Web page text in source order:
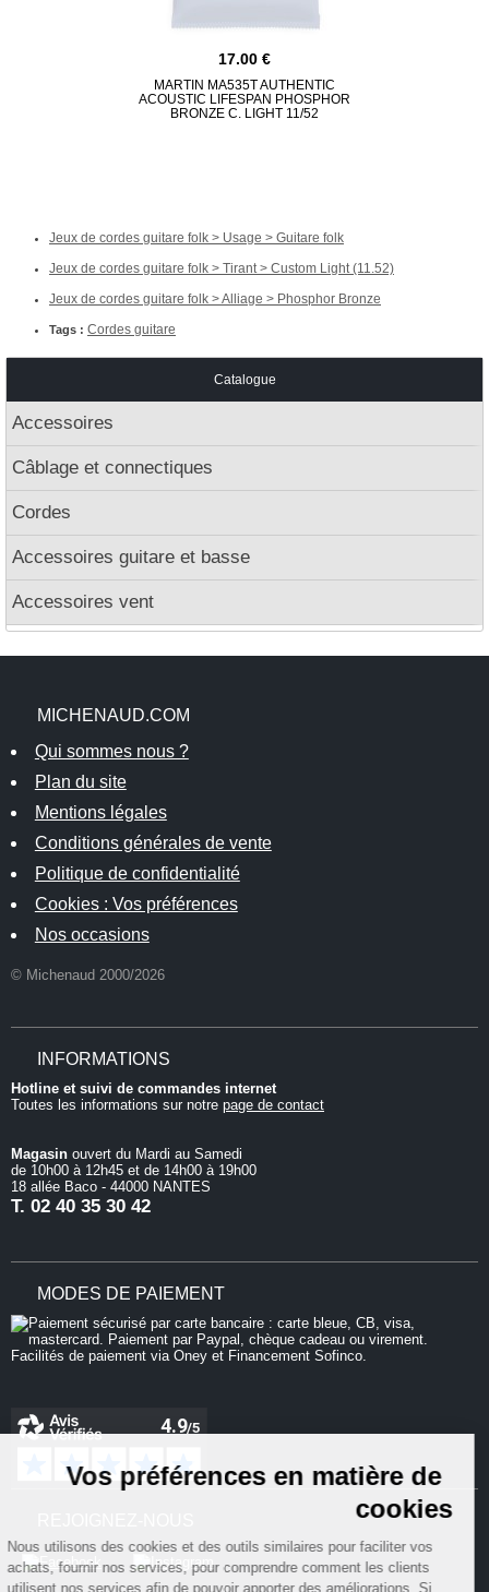
Vos préférences en matière de
cookies
Nous utilisons des cookies et des outils similaires pour faciliter vos
achats, fournir nos services, pour comprendre comment les clients
utilisent nos services afin de pouvoir apporter des améliorations. Si
17.00
MARTIN MA535T AUTHENTIC
ACOUSTIC LIFESPAN PHOSPHOR
BRONZE C. LIGHT 11/52
Jeux de cordes guitare folk > Usage > Guitare folk
Jeux de cordes guitare folk > Tirant > Custom Light (11.52)
Jeux de cordes guitare folk > Alliage > Phosphor Bronze
Tags : Cordes guitare
Catalogue
Accessoires
Câblage et connectiques
Cordes
Accessoires guitare et basse
Accessoires vent
MICHENAUD.COM
Qui sommes nous ?
Plan du site
Mentions légales
Conditions générales de vente
Politique de confidentialité
Cookies : Vos préférences
Nos occasions
© Michenaud 2000/2026
INFORMATIONS
Hotline et suivi de commandes internet
Toutes les informations sur notre page de contact
Magasin ouvert du Mardi au Samedi
de 10h00 à 12h45 et de 14h00 à 19h00
18 allée Baco - 44000 NANTES
T. 02 40 35 30 42
MODES DE PAIEMENT